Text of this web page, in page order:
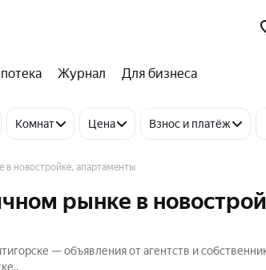
Журнал Для бизнеса
Комнат Цена Взнос и платёж
в новостройке, апартаменты
рынке в
— объявления от агентств и